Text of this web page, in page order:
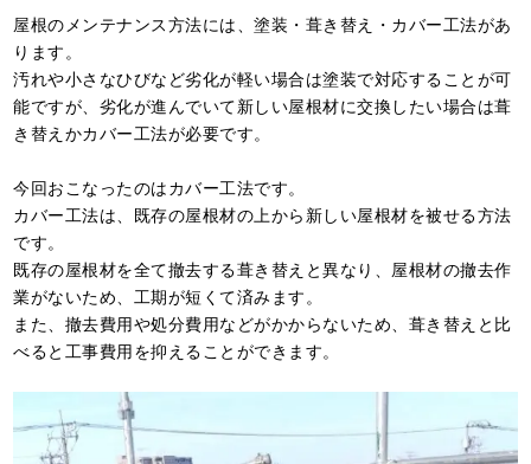
屋根のメンテナンス方法には、塗装・葺き替え・カバー工法があ
ります。
汚れや小さなひびなど劣化が軽い場合は塗装で対応することが可
能ですが、劣化が進んでいて新しい屋根材に交換したい場合は葺
き替えかカバー工法が必要です。
今回おこなったのはカバー工法です。
カバー工法は、既存の屋根材の上から新しい屋根材を被せる方法
です。
既存の屋根材を全て撤去する葺き替えと異なり、屋根材の撤去作
業がないため、工期が短くて済みます。
また、撤去費用や処分費用などがかからないため、葺き替えと比
べると工事費用を抑えることができます。